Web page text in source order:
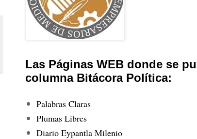
Las Páginas WEB donde se
columna Bitácora Política:
Palabras Claras
Plumas Libres
Diario Eypantla Milenio